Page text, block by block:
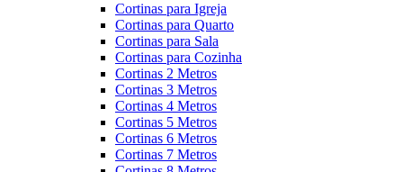
Cortinas para Igreja
Cortinas para Quarto
Cortinas para Sala
Cortinas para Cozinha
Cortinas 2 Metros
Cortinas 3 Metros
Cortinas 4 Metros
Cortinas 5 Metros
Cortinas 6 Metros
Cortinas 7 Metros